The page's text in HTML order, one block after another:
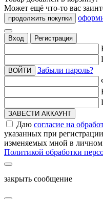
Может ещё что-то вас
продолжить покупки
Вход Регистрация
ВОЙТИ
Забыли пароль?
ЗАВЕСТИ АККАУНТ
Даю согласие на
указанных при
изменяемых мной в личном
Политикой обработки
закрыть сообщение